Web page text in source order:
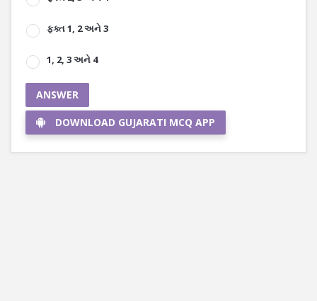
ફક્ત 1, 2 અને 3
1, 2, 3 અને 4
ANSWER
DOWNLOAD GUJARATI MCQ APP